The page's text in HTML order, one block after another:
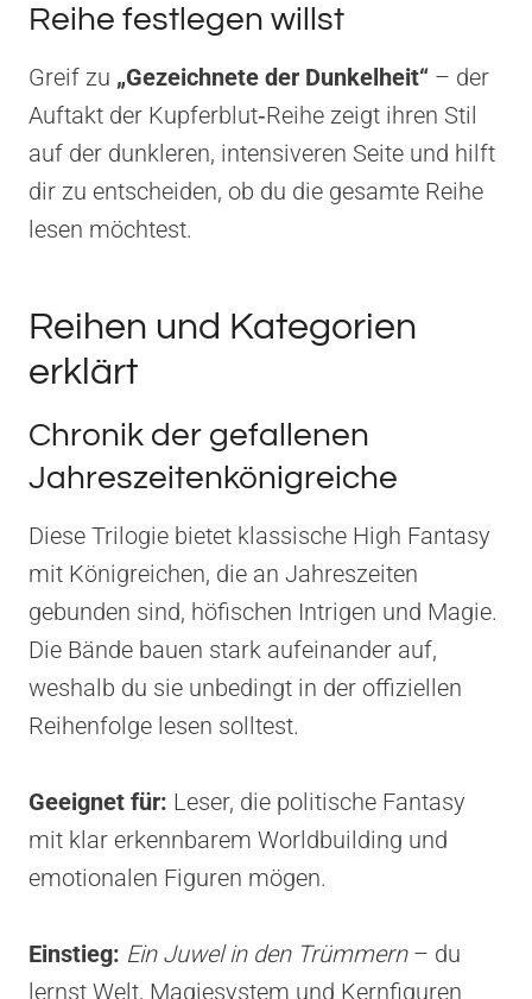
Reihe festlegen willst
Greif zu „Gezeichnete der Dunkelheit“ – der
Auftakt der Kupferblut‑Reihe zeigt ihren Stil
auf der dunkleren, intensiveren Seite und hilft
dir zu entscheiden, ob du die gesamte Reihe
lesen möchtest.
Reihen und Kategorien
erklärt
Chronik der gefallenen
Jahreszeitenkönigreiche
Diese Trilogie bietet klassische High Fantasy
mit Königreichen, die an Jahreszeiten
gebunden sind, höfischen Intrigen und Magie.
Die Bände bauen stark aufeinander auf,
weshalb du sie unbedingt in der offiziellen
Reihenfolge lesen solltest.
Geeignet für: Leser, die politische Fantasy
mit klar erkennbarem Worldbuilding und
emotionalen Figuren mögen.
Einstieg: Ein Juwel in den Trümmern– du
lernst Welt, Magiesystem und Kernfiguren